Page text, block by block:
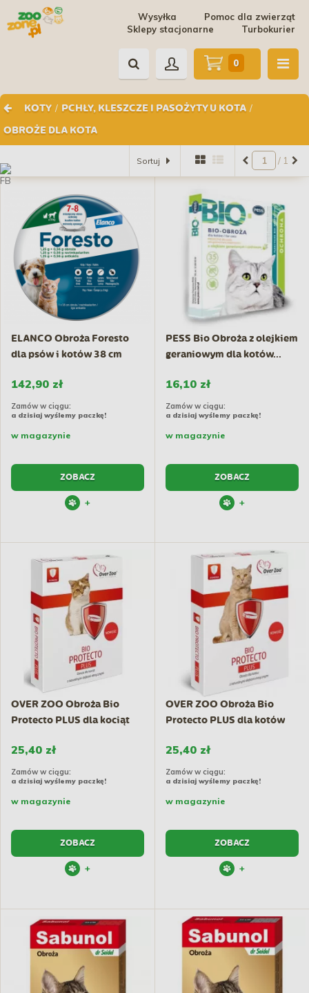
Pomoc dla zwierząt
Wysyłka
Turbokurier
Sklepy stacjonarne
KOTY / PCHŁY, KLESZCZE I PASOŻYTY U KOTA /
OBROŻE DLA KOTA
0
/ 1
ELANCO Obroża Foresto
dla psów i kotów 38 cm
142,90 zł
Zamów w ciągu:
a dzisiaj wyślemy paczkę!
w magazynie
ZOBACZ
+
PESS Bio Obroża z olejkiem
geraniowym dla kotów...
16,10 zł
Zamów w ciągu:
a dzisiaj wyślemy paczkę!
w magazynie
ZOBACZ
+
OVER ZOO Obroża Bio
Protecto PLUS dla kociąt
25,40 zł
Zamów w ciągu:
a dzisiaj wyślemy paczkę!
w magazynie
ZOBACZ
+
OVER ZOO Obroża Bio
Protecto PLUS dla kotów
25,40 zł
Zamów w ciągu:
a dzisiaj wyślemy paczkę!
w magazynie
ZOBACZ
+